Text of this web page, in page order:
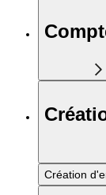
Création